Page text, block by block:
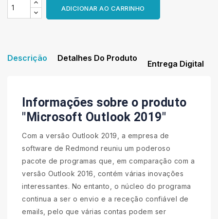
ADICIONAR AO CARRINHO
Descrição Detalhes Do Produto
Entrega Digital
Informações sobre o produto
"Microsoft Outlook 2019"
Com a versão Outlook 2019, a empresa de
software de Redmond reuniu um poderoso
pacote de programas que, em comparação com a
versão Outlook 2016, contém várias inovações
interessantes. No entanto, o núcleo do programa
continua a ser o envio e a receção confiável de
emails, pelo que várias contas podem ser